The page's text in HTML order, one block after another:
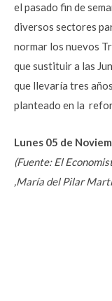
el pasado fin de
diversos sectores
normar los nuevos
que sustituir a las
que llevaría tres
planteado en la
Lunes 05 de
(Fuente: El
,María del Pilar